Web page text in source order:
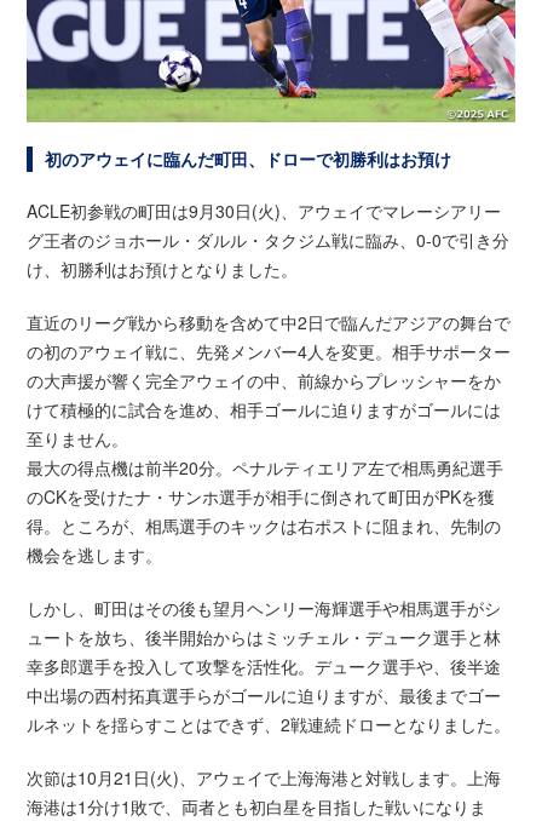
初のアウェイに臨んだ町田、ドローで初勝利はお預け
ACLE初参戦の町田は9月30日(火)、アウェイでマレーシアリー
グ王者のジョホール・ダルル・タクジム戦に臨み、0-0で引き分
け、初勝利はお預けとなりました。
直近のリーグ戦から移動を含めて中2日で臨んだアジアの舞台で
の初のアウェイ戦に、先発メンバー4人を変更。相手サポーター
の大声援が響く完全アウェイの中、前線からプレッシャーをか
けて積極的に試合を進め、相手ゴールに迫りますがゴールには
至りません。
最大の得点機は前半20分。ペナルティエリア左で相馬勇紀選手
のCKを受けたナ・サンホ選手が相手に倒されて町田がPKを獲
得。ところが、相馬選手のキックは右ポストに阻まれ、先制の
機会を逃します。
しかし、町田はその後も望月ヘンリー海輝選手や相馬選手がシ
ュートを放ち、後半開始からはミッチェル・デューク選手と林
幸多郎選手を投入して攻撃を活性化。デューク選手や、後半途
中出場の西村拓真選手らがゴールに迫りますが、最後までゴー
ルネットを揺らすことはできず、2戦連続ドローとなりました。
次節は10月21日(火)、アウェイで上海海港と対戦します。上海
海港は1分け1敗で、両者とも初白星を目指した戦いになりま